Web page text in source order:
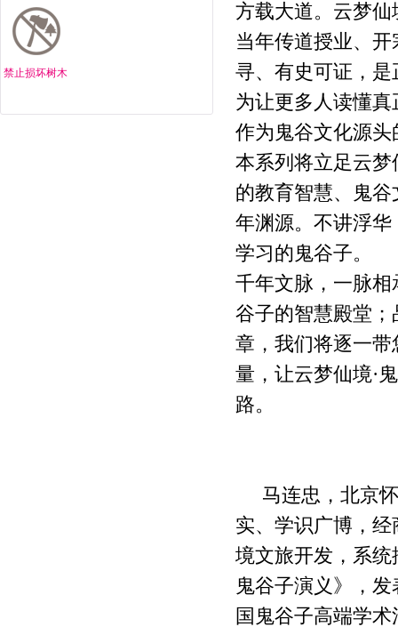
律就管用
气不专”
北京云梦仙境/
儿:孩子叛逆是
你没打开 “心
门”
北京云梦仙境/
鬼谷正道育儿:
孩子怕失败，
是你没顺他“心
气”
北京云梦仙
鬼谷子正道
儿：家长越
叨，孩子越
听
北京云梦仙境/
鬼谷子正道育
机，不靠抢不
北京云梦仙境/
鬼谷子正道育
人，先教“分
寸”
云梦寻踪・
江问道
化与乌江寨
源考察记
云梦寻踪・乌
江问道 ——云
梦仙境鬼谷文
化与乌江寨渊
云梦仙境与梵
净山
镇远与云梦
境
燕山龙源·云梦
祖庭 乾隆御览
云梦仙境
怀柔文化与
家“一带一
路”发展战
鬼谷子文化论
文汇编---《鬼
鬼谷子文化论
文汇编---鬼谷
禁止损坏树木
方载大道。云梦
当年传道授业、
寻、有史可证，
为让更多人读懂
作为鬼谷文化源
本系列将立足云
的教育智慧、鬼
年渊源。不讲浮
学习的鬼谷子。
千年文脉，一脉
谷子的智慧殿堂
章，我们将逐一
量，让云梦仙境·
路。
马连忠，北京怀
实、学识广博，
境文旅开发，系
鬼谷子演义》，
国鬼谷子高端学